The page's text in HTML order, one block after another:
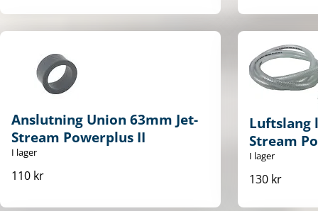
Anslutning Union 63mm Jet-
Stream Powerplus II
I lager
110 kr
Luftslang
Stream
I lager
130 kr